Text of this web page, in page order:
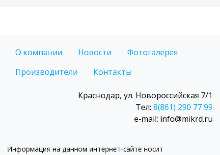
О компании Новости
Фотогалерея
Производители
Контакты
Краснодар, ул. Новороссийская 7/1
Тел: 8(861) 290 77 99
e-mail: info@mikrd.ru
Информация на данном интернет-сайте носит